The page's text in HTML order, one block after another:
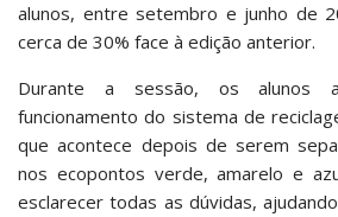
alunos, entre setembro e junho de
cerca de 30% face à edição anterior.
Durante a sessão, os alunos
funcionamento do sistema de
que acontece depois de serem
nos ecopontos verde, amarelo e
esclarecer todas as dúvidas,